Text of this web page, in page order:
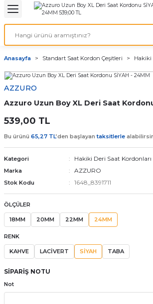
Geri Dön
& ELEKTİRİK
Geri Dön
ve Cihaz Pilleri
ÇEŞİTLERİ
Pili
Geri Dön
Geri Dön
Kordon Çeşitleri
Kordonları
saat kordonu
Kordonları
Anasayfa Standart Saat Kordon Çeşitleri Hakiki
AZZURO
Azzuro Uzun Boy XL Deri Saat
539,00 TL
Bu ürünü 65,27 TL’den başlayantaksitlerle
Kategori Hakiki Deri Saat Kordonları
Marka AZZURO
Stok Kodu 1648_8391711
ÖLÇÜLER
18MM 20MM 22MM 24MM
RENK
KAHVE LACİVERT SİYAH TABA
SİPARİŞ NOTU
Not